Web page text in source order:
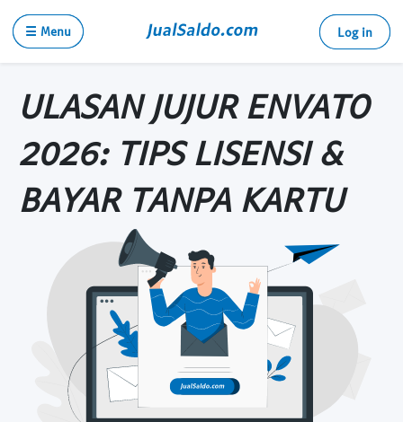
☰ Menu Log in
ULASAN JUJUR ENVATO
2026: TIPS LISENSI &
BAYAR TANPA KARTU